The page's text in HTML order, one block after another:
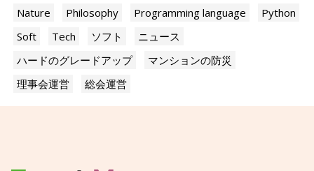
Nature
Philosophy Programming language
Python
Soft
Tech ソフト
ニュース
ハードのグレードアップ
マンションの防災
理事会運営
総会運営